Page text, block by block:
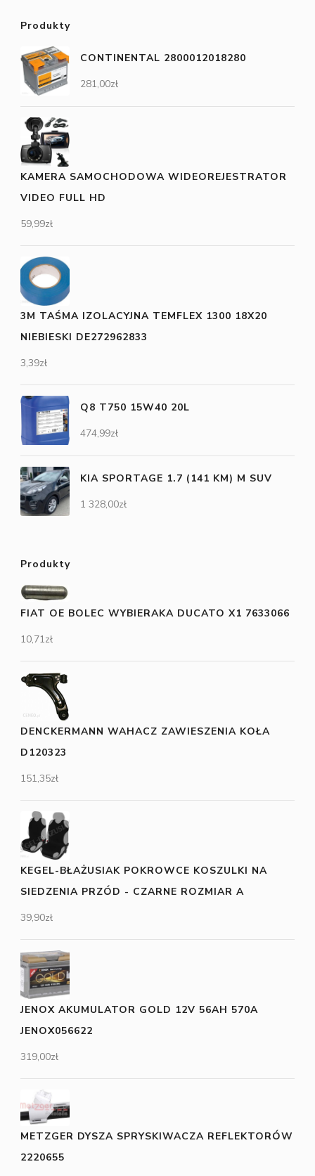
Produkty
CONTINENTAL 2800012018280
281,00zł
KAMERA SAMOCHODOWA WIDEOREJESTRATOR
VIDEO FULL HD
59,99zł
3M TAŚMA IZOLACYJNA TEMFLEX 1300 18X20
NIEBIESKI DE272962833
3,39zł
Q8 T750 15W40 20L
474,99zł
KIA SPORTAGE 1.7 (141 KM) M SUV
1 328,00zł
Produkty
FIAT OE BOLEC WYBIERAKA DUCATO X1 7633066
10,71zł
DENCKERMANN WAHACZ ZAWIESZENIA KOŁA
D120323
151,35zł
KEGEL-BŁAŻUSIAK POKROWCE KOSZULKI NA
SIEDZENIA PRZÓD - CZARNE ROZMIAR A
39,90zł
JENOX AKUMULATOR GOLD 12V 56AH 570A
JENOX056622
319,00zł
METZGER DYSZA SPRYSKIWACZA REFLEKTORÓW
2220655